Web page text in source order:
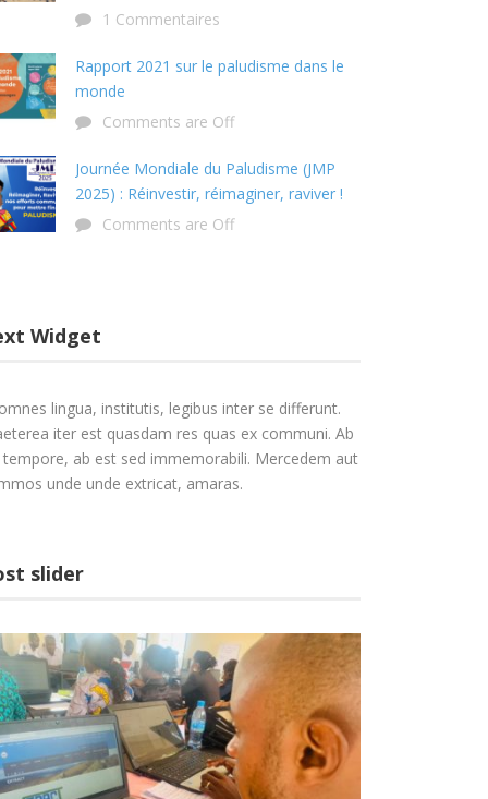
1 Commentaires
Rapport 2021 sur le paludisme dans le
monde
Comments are Off
Journée Mondiale du Paludisme (JMP
2025) : Réinvestir, réimaginer, raviver !
Comments are Off
Widget
lingua, institutis, legibus inter se differunt.
iter est quasdam res quas ex communi. Ab
tempore, ab est sed immemorabili. Mercedem aut
unde unde extricat, amaras.
slider